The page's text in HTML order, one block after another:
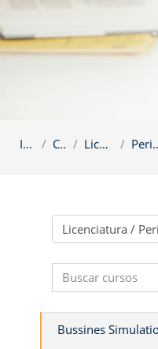
Inicio Cursos Licenciatura
Categorías
Buscar cursos
Bussines